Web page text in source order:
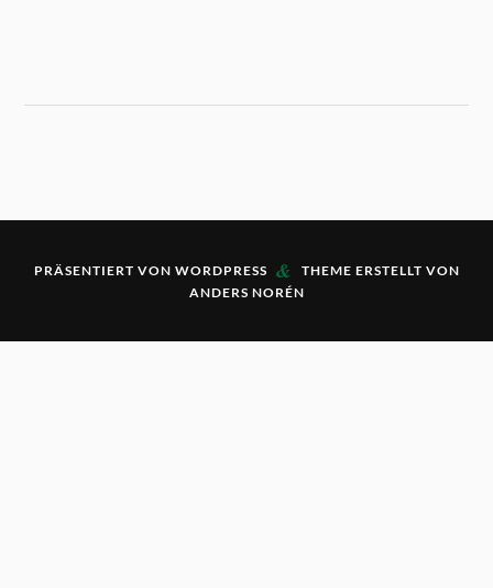
PRÄSENTIERT VON WORDPRESS &
THEME ERSTELLT VON
ANDERS NORÉN